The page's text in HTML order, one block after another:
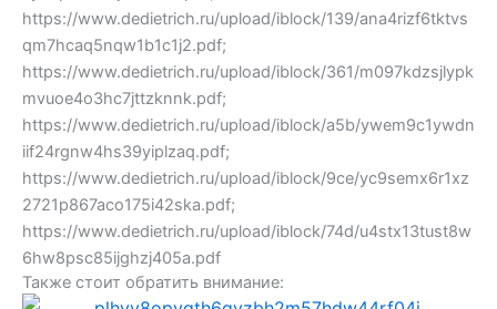
https://www.dedietrich.ru/upload/iblock/139/ana4rizf6tktvs
qm7hcaq5nqw1b1c1j2.pdf;
https://www.dedietrich.ru/upload/iblock/361/m097kdzsjlypk
mvuoe4o3hc7jttzknnk.pdf;
https://www.dedietrich.ru/upload/iblock/a5b/ywem9c1ywdn
iif24rgnw4hs39yiplzaq.pdf;
https://www.dedietrich.ru/upload/iblock/9ce/yc9semx6r1xz
2721p867aco175i42ska.pdf;
https://www.dedietrich.ru/upload/iblock/74d/u4stx13tust8w
6hw8psc85ijghzj405a.pdf
Также стоит обратить внимание: